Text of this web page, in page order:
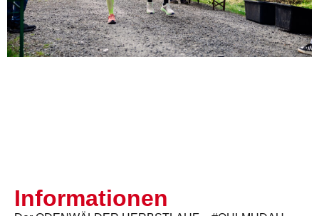
Informationen